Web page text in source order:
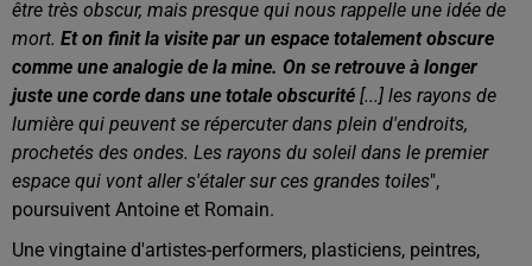
être très obscur, mais presque qui nous rappelle une idée de
mort. Et on finit la visite par un espace totalement obscure
comme une analogie de la mine. On se retrouve à longer
juste une corde dans une totale obscurité [...] les rayons de
lumière qui peuvent se répercuter dans plein d'endroits,
prochetés des ondes. Les rayons du soleil dans le premier
espace qui vont aller s'étaler sur ces grandes toiles",
poursuivent Antoine et Romain.
Une vingtaine d'artistes-performers, plasticiens, peintres,